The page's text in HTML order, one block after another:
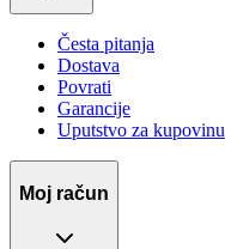
Česta pitanja
Dostava
Povrati
Garancije
Uputstvo za kupovinu
Moj račun